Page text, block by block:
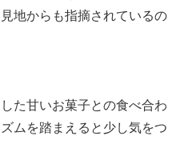
地からも指摘されているの
た甘いお菓子との食べ合わ
ムを踏まえると少し気をつ